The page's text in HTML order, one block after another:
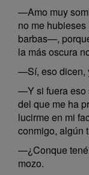
—Amo muy
no me
barbas—,
la más oscura
—Sí, eso
—Y si fuera eso
del que me ha
lucirme en mi
conmigo, algún
—¿Conque
mozo.